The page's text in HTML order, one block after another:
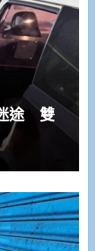
途 雙